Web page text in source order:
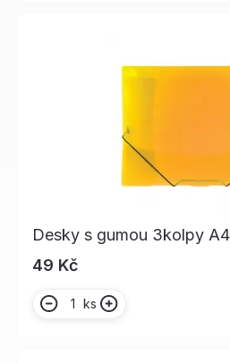
Desky s gumou 3kolpy
49 Kč
ks